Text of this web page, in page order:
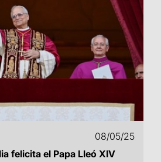
08/05/25
felicita el Papa Lleó XIV